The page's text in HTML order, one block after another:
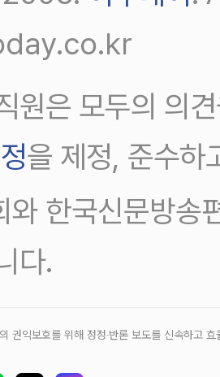
원은 모두의 의
을 제정, 준수하
와 한국신문방송
다.
권익보호를 위해 정정‧반론 보도를 신속하고